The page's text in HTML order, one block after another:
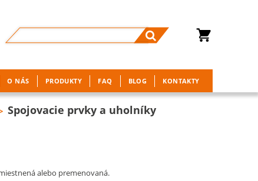
O NÁS PRODUKTY FAQ BLOG KONTAKTY
Spojovacie prvky a uholníky
alebo premenovaná.